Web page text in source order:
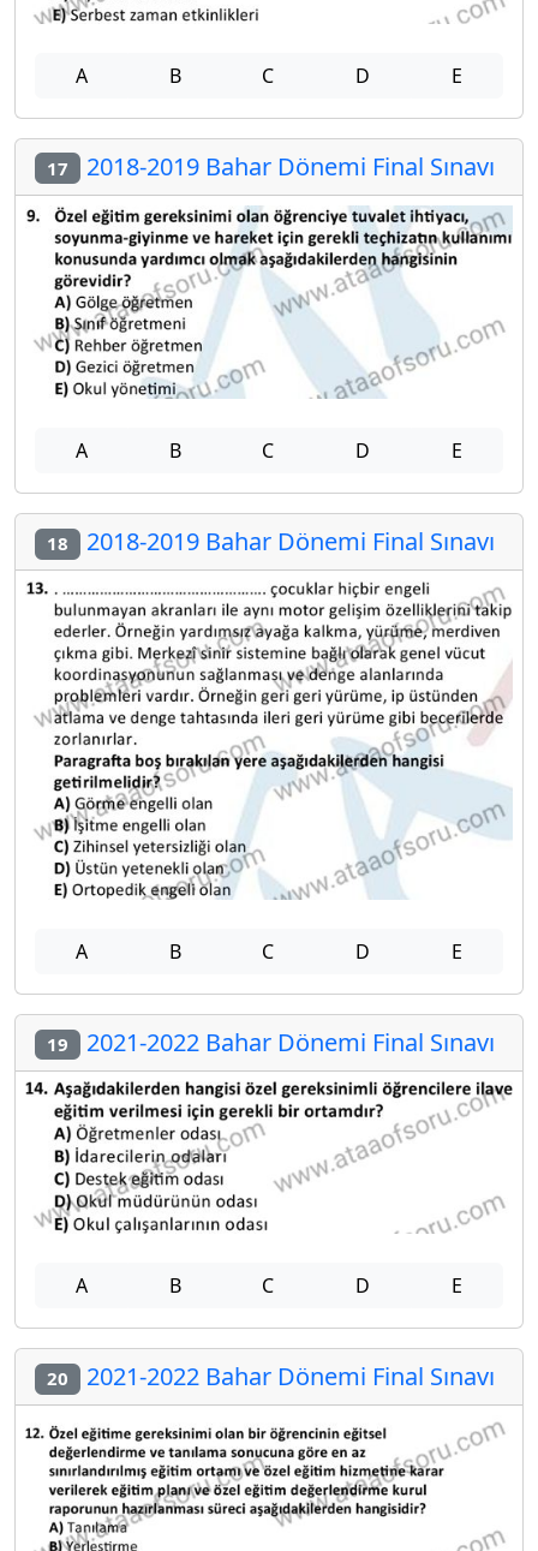
A B C D E
17 2018-2019 Bahar Dönemi Final Sınavı
A B C D E
18 2018-2019 Bahar Dönemi Final Sınavı
A B C D E
19 2021-2022 Bahar Dönemi Final Sınavı
A B C D E
20 2021-2022 Bahar Dönemi Final Sınavı